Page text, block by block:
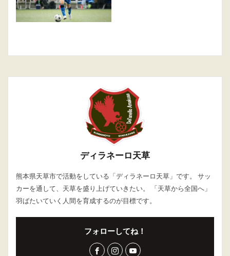
ディラネーロ天草
熊本県天草市で活動をしている「ディラネーロ天草」です。 サッ
カーを通して、天草を盛り上げていきたい。 「天草から全国へ」
羽ばたいていく人間を育成するのが目標です。
フォローしてね！